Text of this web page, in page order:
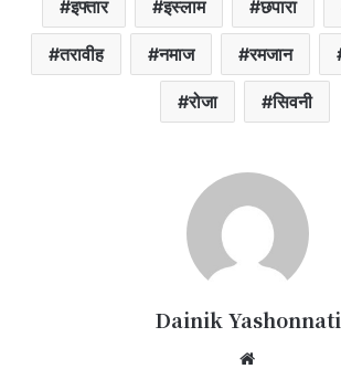
इफ्तार इस्लाम छपारा
तरावीह नमाज रमजान
रोजा सिवनी
Dainik Yashonnati